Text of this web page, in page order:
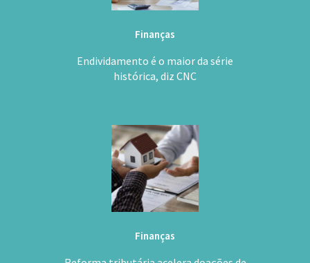
Finanças
Endividamento é o maior da série
histórica, diz CNC
Finanças
Reforma tributária acelera doações de
imóveis em Goiás